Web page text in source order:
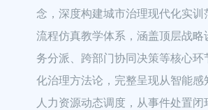
念，深度构建城市治理现代化实训
流程仿真教学体系，涵盖顶层战略
务分派、跨部门协同决策等核心环
化治理方法论，完整呈现从智能感
人力资源动态调度，从事件处置闭